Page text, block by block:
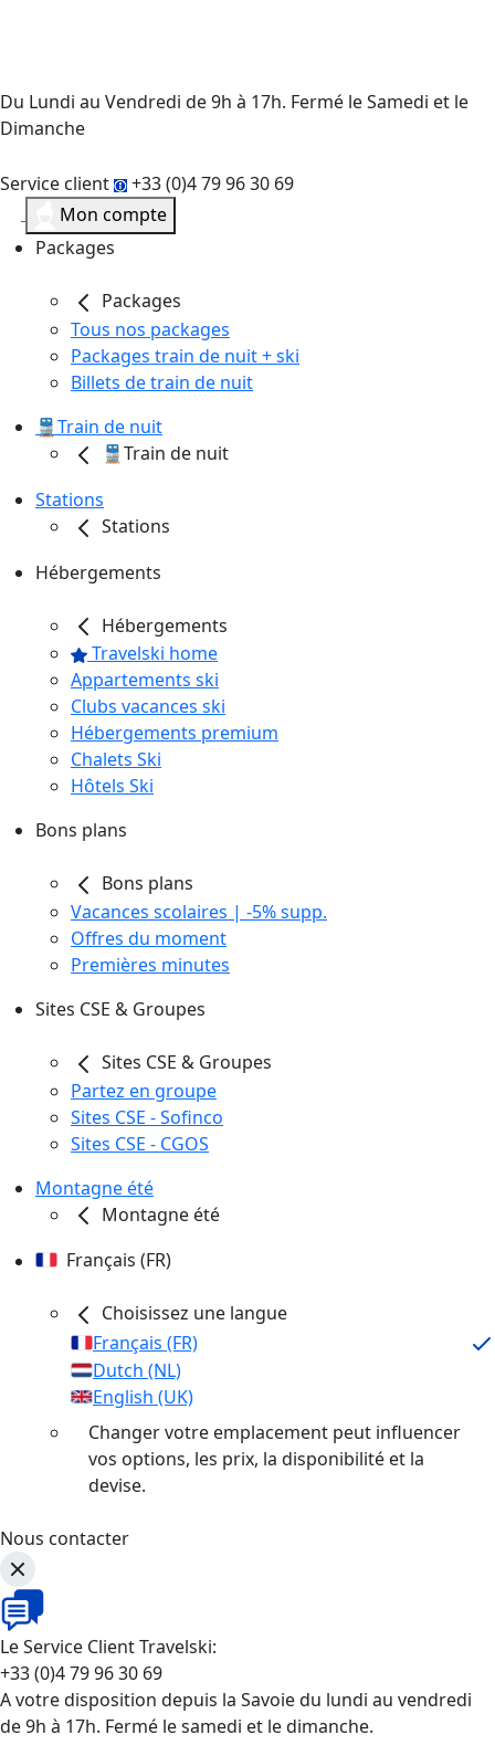
Du Lundi au Vendredi de 9h à 17h. Fermé le Samedi et le
Dimanche
Service client
+33 (0)4 79 96 30 69
Mon compte
Packages
Packages
Tous nos packages
Packages train de nuit + ski
Billets de train de nuit
🚆Train de nuit
🚆Train de nuit
Stations
Stations
Hébergements
Hébergements
Travelski home
Appartements ski
Clubs vacances ski
Hébergements premium
Chalets Ski
Hôtels Ski
Bons plans
Bons plans
Vacances scolaires | -5% supp.
Offres du moment
Premières minutes
Sites CSE & Groupes
Sites CSE & Groupes
Partez en groupe
Sites CSE - Sofinco
Sites CSE - CGOS
Montagne été
Montagne été
Français (FR)
Choisissez une langue
Français (FR)
Dutch (NL)
English (UK)
Changer votre emplacement peut influencer
vos options, les prix, la disponibilité et la
devise.
Nous contacter
Le Service Client Travelski:
+33 (0)4 79 96 30 69
A votre disposition depuis la Savoie du lundi au vendredi
de 9h à 17h. Fermé le samedi et le dimanche.